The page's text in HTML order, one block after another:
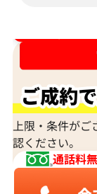
上限・条件がご
認ください。
通話料